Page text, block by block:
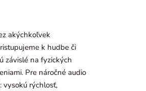
akýchkoľvek
k hudbe či
závislé na fyzických
Pre náročné audio
vysokú rýchlosť,